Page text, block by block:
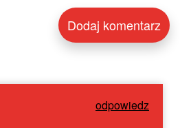
odpowiedz